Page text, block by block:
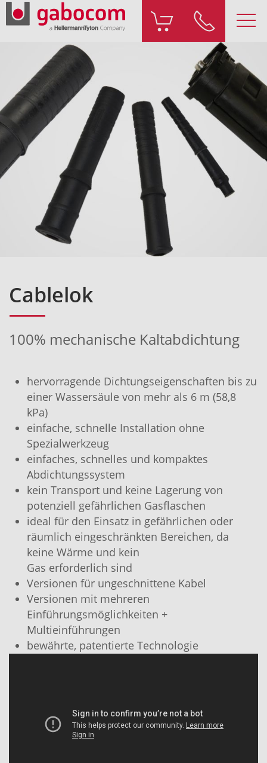
Cablelok
100% mechanische Kaltabdichtung
hervorragende Dichtungseigenschaften bis zu
einer Wassersäule von mehr als 6 m (58,8
kPa)
einfache, schnelle Installation ohne
Spezialwerkzeug
einfaches, schnelles und kompaktes
Abdichtungssystem
kein Transport und keine Lagerung von
potenziell gefährlichen Gasflaschen
ideal für den Einsatz in gefährlichen oder
räumlich eingeschränkten Bereichen, da
keine Wärme und kein
Gas erforderlich sind
Versionen für ungeschnittene Kabel
Versionen mit mehreren
Einführungsmöglichkeiten +
Multieinführungen
bewährte, patentierte Technologie